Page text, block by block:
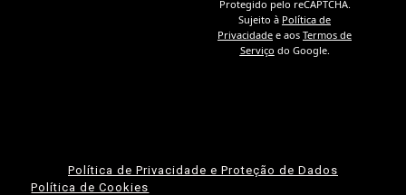
Política de Privacidade e Proteção de Dados
Política de Cookies